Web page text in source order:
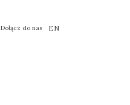
Dołącz do nas EN